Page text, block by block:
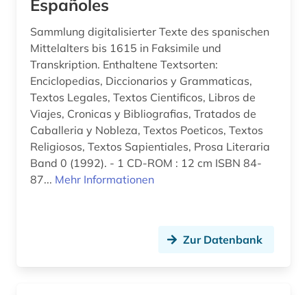
darstellende kunst (1)
dauphiné (1)
denkmal (1)
deutsch (38)
Españoles
Sammlung digitalisierter Texte des spanischen
Mittelalters bis 1615 in Faksimile und
Transkription. Enthaltene Textsorten:
Enciclopedias, Diccionarios y Grammaticas,
Textos Legales, Textos Cientificos, Libros de
Viajes, Cronicas y Bibliografias, Tratados de
Caballeria y Nobleza, Textos Poeticos, Textos
Religiosos, Textos Sapientiales, Prosa Literaria
Band 0 (1992). - 1 CD-ROM : 12 cm ISBN 84-
87... Mehr Informationen
Zur Datenbank